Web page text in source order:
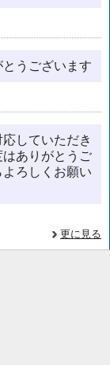
うございます
していただき
ありがとうご
ろしくお願い
更に見る